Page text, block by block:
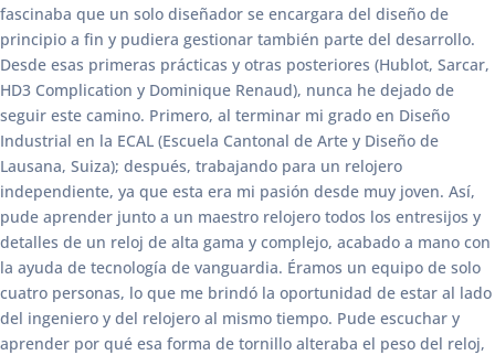
fascinaba que un solo diseñador se encargara del diseño de
principio a fin y pudiera gestionar también parte del desarrollo.
Desde esas primeras prácticas y otras posteriores (Hublot, Sarcar,
HD3 Complication y Dominique Renaud), nunca he dejado de
seguir este camino. Primero, al terminar mi grado en Diseño
Industrial en la ECAL (Escuela Cantonal de Arte y Diseño de
Lausana, Suiza); después, trabajando para un relojero
independiente, ya que esta era mi pasión desde muy joven. Así,
pude aprender junto a un maestro relojero todos los entresijos y
detalles de un reloj de alta gama y complejo, acabado a mano con
la ayuda de tecnología de vanguardia. Éramos un equipo de solo
cuatro personas, lo que me brindó la oportunidad de estar al lado
del ingeniero y del relojero al mismo tiempo. Pude escuchar y
aprender por qué esa forma de tornillo alteraba el peso del reloj,